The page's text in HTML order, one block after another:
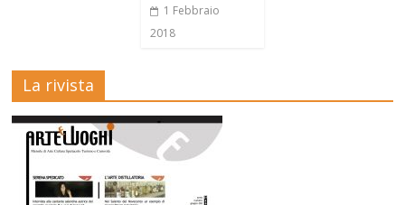
1 Febbraio
2018
La rivista